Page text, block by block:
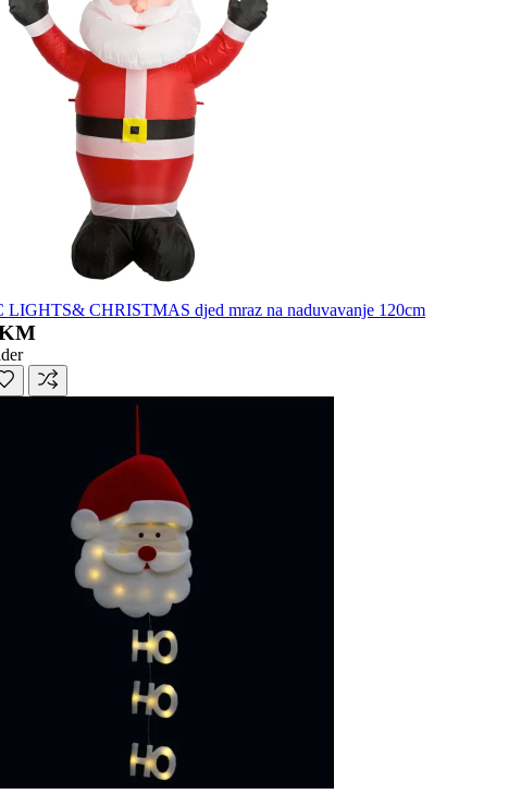
LIGHTS& CHRISTMAS djed mraz na naduvavanje 120cm